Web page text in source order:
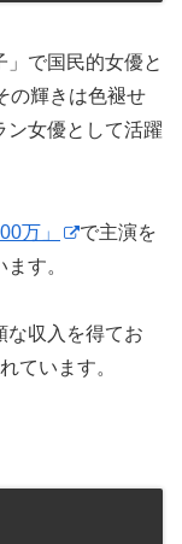
で国民的女優と
の輝きは色褪せ
ン女優として活躍
万」
で主演を
す。
な収入を得てお
ています。